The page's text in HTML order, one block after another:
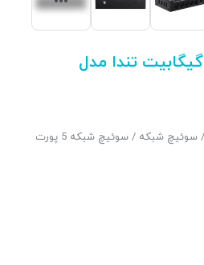
5 پورت گیگابیت تندا مدل
/ سوئیچ شبکه
/ سوئیچ شبکه 5 پورت